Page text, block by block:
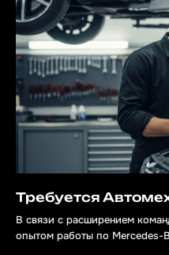
Требуется
В связи с расширением
опытом работы по Mercedes-